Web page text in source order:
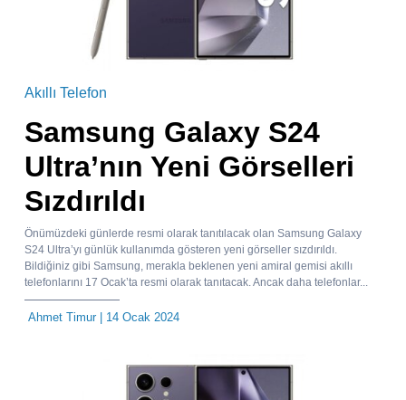
Akıllı Telefon
Samsung Galaxy S24
Ultra’nın Yeni Görselleri
Sızdırıldı
Önümüzdeki günlerde resmi olarak tanıtılacak olan Samsung Galaxy
S24 Ultra’yı günlük kullanımda gösteren yeni görseller sızdırıldı.
Bildiğiniz gibi Samsung, merakla beklenen yeni amiral gemisi akıllı
telefonlarını 17 Ocak’ta resmi olarak tanıtacak. Ancak daha telefonlar...
Ahmet Timur| 14 Ocak 2024